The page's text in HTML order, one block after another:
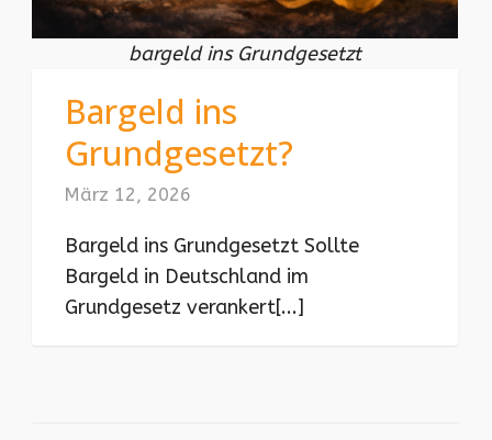
bargeld ins Grundgesetzt
Bargeld ins
Grundgesetzt?
März 12, 2026
Bargeld ins Grundgesetzt Sollte
Bargeld in Deutschland im
Grundgesetz verankert[...]